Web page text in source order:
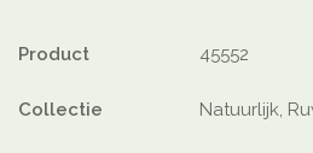
Product 45552
Collectie Natuurlijk,